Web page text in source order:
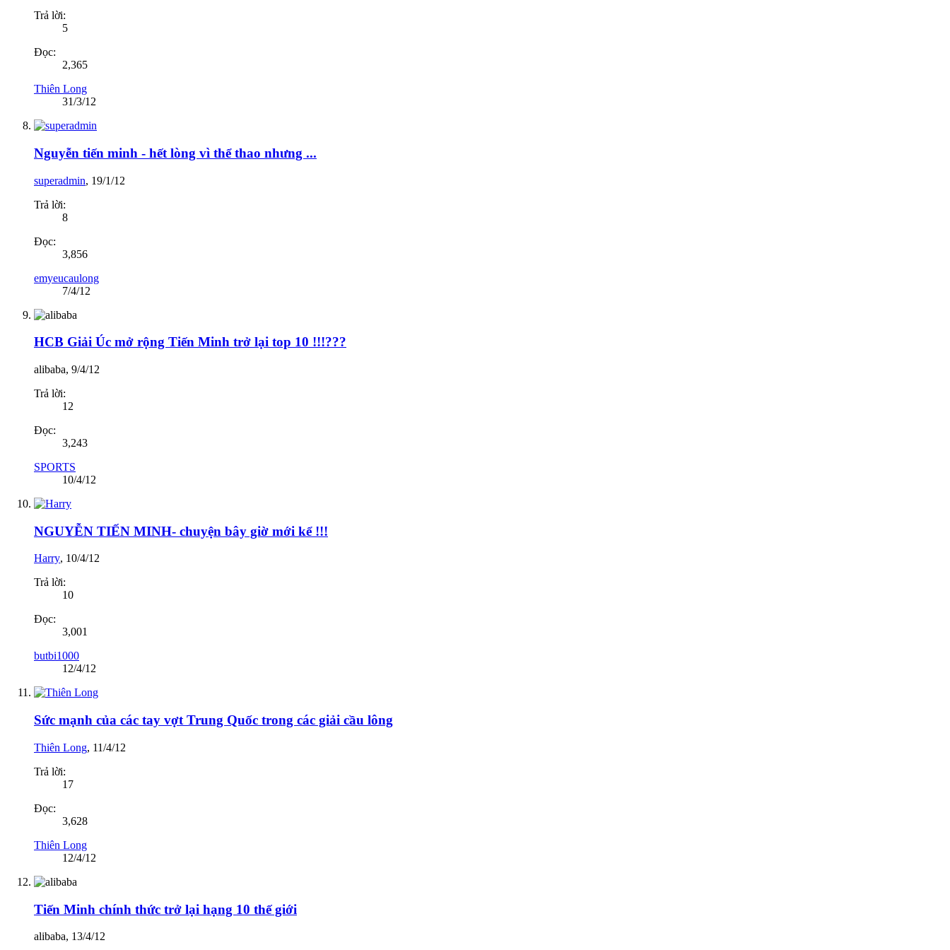
Trả lời:
5
Đọc:
2,365
Thiên Long
31/3/12
Nguyễn tiến minh - hết lòng vì thể thao nhưng ...
superadmin, 19/1/12
Trả lời:
8
Đọc:
3,856
emyeucaulong
7/4/12
HCB Giải Úc mở rộng Tiến Minh trở lại top 10 !!!???
alibaba, 9/4/12
Trả lời:
12
Đọc:
3,243
SPORTS
10/4/12
NGUYỄN TIẾN MINH- chuyện bây giờ mới kể !!!
Harry, 10/4/12
Trả lời:
10
Đọc:
3,001
butbi1000
12/4/12
Sức mạnh của các tay vợt Trung Quốc trong các giải cầu lông
Thiên Long, 11/4/12
Trả lời:
17
Đọc:
3,628
Thiên Long
12/4/12
Tiến Minh chính thức trở lại hạng 10 thế giới
alibaba, 13/4/12